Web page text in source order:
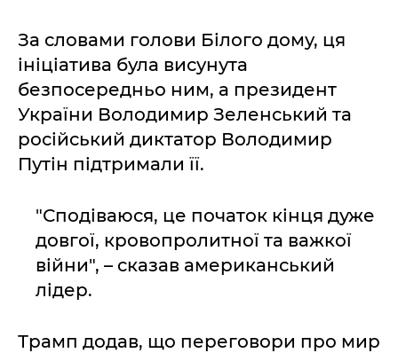
За словами голови Білого дому, ця
ініціатива була висунута
безпосередньо ним, а президент
України Володимир Зеленський та
російський диктатор Володимир
Путін підтримали її.
"Сподіваюся, це початок кінця дуже
довгої, кровопролитної та важкої
війни", – сказав американський
лідер.
Трамп додав, що переговори про мир